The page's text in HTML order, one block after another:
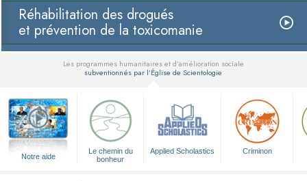
Réhabilitation des drogués
et prévention de la toxicomanie
Les programmes humanitaires et d’amélioration sociale
subventionnés par l’Église de Scientologie
Notre aide
Le chemin du
bonheur
Applied Scholastics Criminon